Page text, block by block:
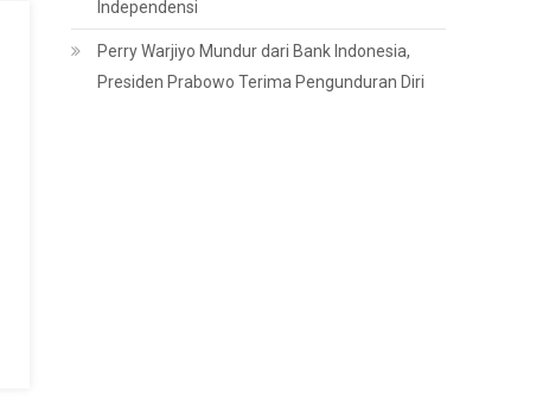
Independensi
Perry Warjiyo Mundur dari Bank Indonesia,
Presiden Prabowo Terima Pengunduran Diri